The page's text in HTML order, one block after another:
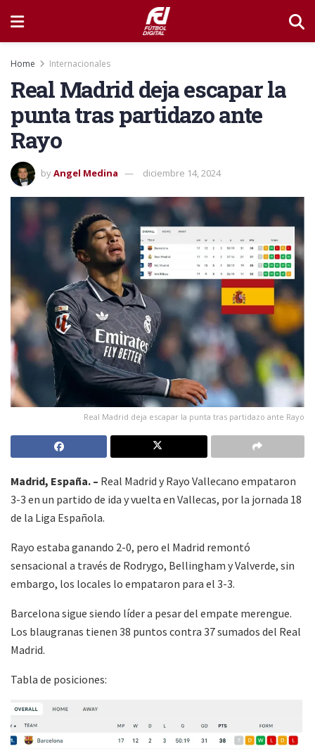
Home Internacionales
Real Madrid deja escapar la
punta tras partidazo ante
Rayo
byAngel Medina diciembre 14, 2024
Real Madrid deja escapar la punta tras partidazo ante Rayo
Madrid, España. – Real Madrid y Rayo Vallecano empataron
3-3 en un partido de ida y vuelta en Vallecas, por la jornada 18
de la Liga Española.
Rayo estaba ganando 2-0, pero el Madrid remontó
sensacional a través de Rodrygo, Bellingham y Valverde, sin
embargo, los locales lo empataron para el 3-3.
Barcelona sigue siendo líder a pesar del empate merengue.
Los blaugranas tienen 38 puntos contra 37 sumados del Real
Madrid.
Tabla de posiciones: